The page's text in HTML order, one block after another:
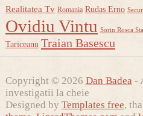
Realitatea Tv Romania Rudas Erno
Ovidiu Vintu Sorin Rosca
Tariceanu Traian Basescu
Copyright © 2026 Dan Badea -
investigatii la cheie
Designed by Templates free,